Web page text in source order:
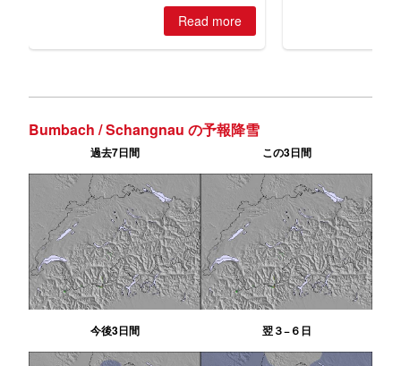
Bumbach / Schangnau の予報降雪
過去7日間 この3日間
今後3日間 翌３−６日